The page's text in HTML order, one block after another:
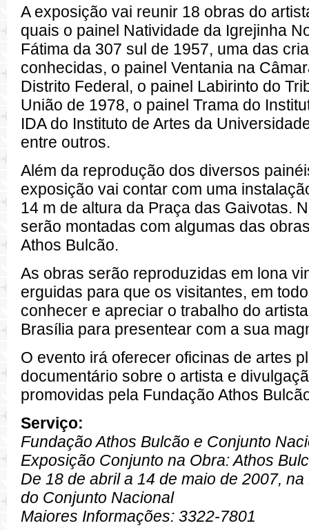
A exposição vai reunir 18 obras do
quais o painel Natividade da Igrejinha
Fátima da 307 sul de 1957, uma das
conhecidas, o painel Ventania na
Distrito Federal, o painel Labirinto do
União de 1978, o painel Trama do
IDA do Instituto de Artes da
entre outros.
Além da reprodução dos diversos
exposição vai contar com uma
14 m de altura da Praça das Gaivotas.
serão montadas com algumas das
Athos Bulcão.
As obras serão reproduzidas em lona
erguidas para que os visitantes, em
conhecer e apreciar o trabalho do
Brasília para presentear com a sua
O evento irá oferecer oficinas de artes
documentário sobre o artista e
promovidas pela Fundação Athos
Serviço:
Fundação Athos Bulcão e Conjunto
Exposição Conjunto na Obra: Athos
De 18 de abril a 14 de maio de 2007,
do Conjunto Nacional
Maiores Informações: 3322-7801